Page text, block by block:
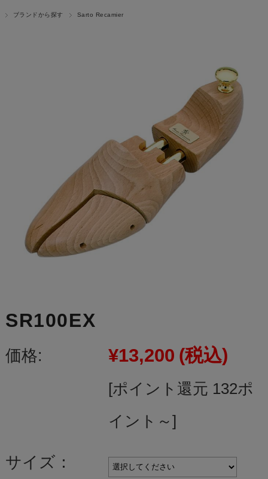
ブランドから探す Sarto Recamier
SR100EX
価格: ¥13,200 (税込)
[ポイント還元 132ポ
イント～]
サイズ：